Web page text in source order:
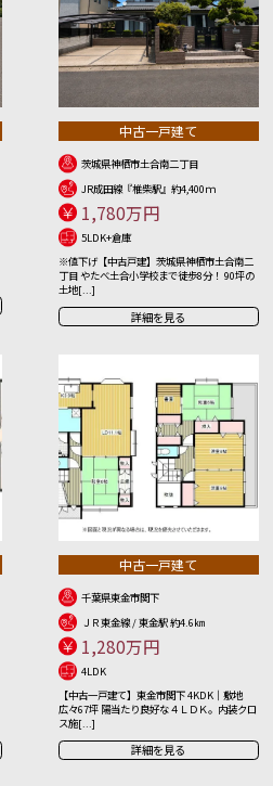
中古一戸建て
茨城県神栖市土合南二丁目
JR成田線『椎柴駅』約4,400ｍ
1,780万円
5LDK+倉庫
※値下げ【中古戸建】茨城県神栖市土合南二
丁目 やたべ土合小学校まで徒歩8分！ 90坪の
土地[...]
詳細を見る
中古一戸建て
千葉県東金市関下
ＪＲ東金線 / 東金駅 約4.6㎞
1,280万円
4LDK
【中古一戸建て】東金市関下 4KDK｜敷地
広々67坪 陽当たり良好な４ＬＤＫ。内装クロ
ス施[...]
詳細を見る